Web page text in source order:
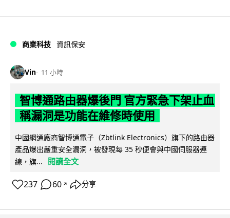
商業科技 資訊保安
Vin 11 小時
智博通路由器爆後門 官方緊急下架止血
稱漏洞是功能在維修時使用
中國網通廠商智博通電子（Zbtlink Electronics）旗下的路由器
產品爆出嚴重安全漏洞，被發現每 35 秒便會與中國伺服器連
線，旗...
閱讀全文
237 60 ↗ 分享